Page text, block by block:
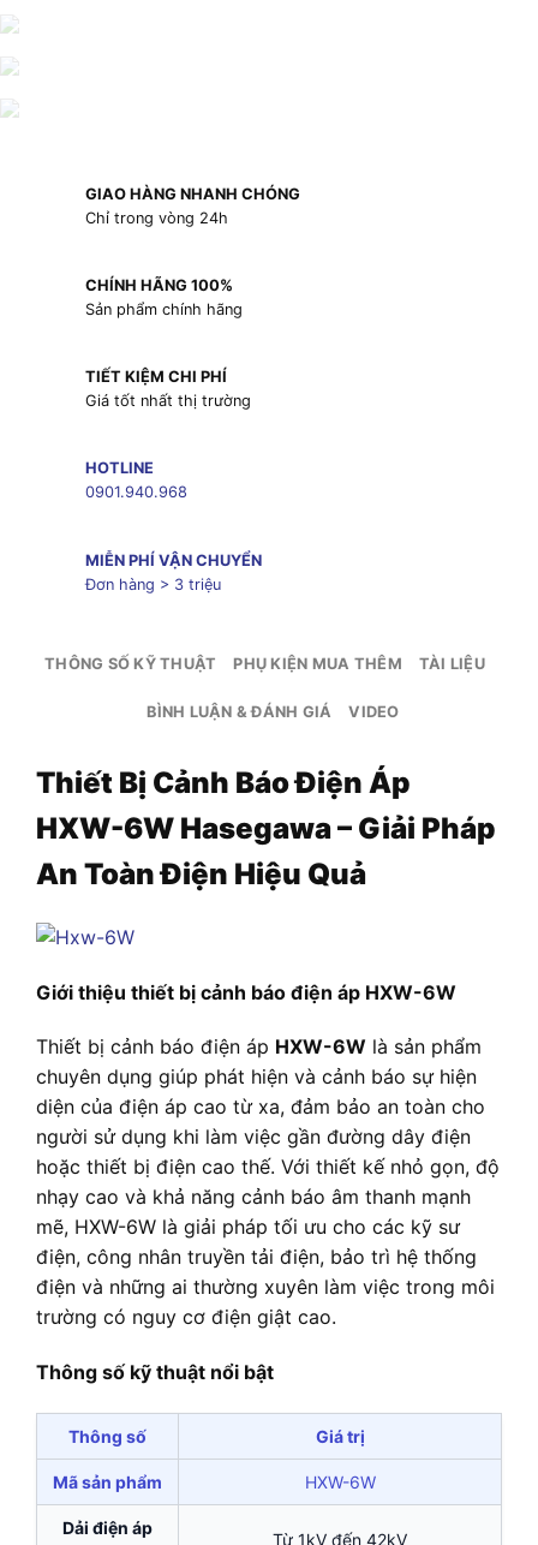
GIAO HÀNG NHANH CHÓNG
Chỉ trong vòng 24h
CHÍNH HÃNG 100%
Sản phẩm chính hãng
TIẾT KIỆM CHI PHÍ
Giá tốt nhất thị trường
HOTLINE
0901.940.968
MIỄN PHÍ VẬN CHUYỂN
Đơn hàng > 3 triệu
THÔNG SỐ KỸ THUẬT PHỤ KIỆN MUA THÊM TÀI LIỆU
BÌNH LUẬN & ĐÁNH GIÁ VIDEO
Thiết Bị Cảnh Báo Điện Áp
HXW-6W Hasegawa – Giải Pháp
An Toàn Điện Hiệu Quả
Giới thiệu thiết bị cảnh báo điện áp HXW-6W
Thiết bị cảnh báo điện áp HXW-6W là sản phẩm
chuyên dụng giúp phát hiện và cảnh báo sự hiện
diện của điện áp cao từ xa, đảm bảo an toàn cho
người sử dụng khi làm việc gần đường dây điện
hoặc thiết bị điện cao thế. Với thiết kế nhỏ gọn, độ
nhạy cao và khả năng cảnh báo âm thanh mạnh
mẽ, HXW-6W là giải pháp tối ưu cho các kỹ sư
điện, công nhân truyền tải điện, bảo trì hệ thống
điện và những ai thường xuyên làm việc trong môi
trường có nguy cơ điện giật cao.
Thông số kỹ thuật nổi bật
Thông số Giá trị
Mã sản phẩm HXW-6W
Dải điện áp
Từ 1kV đến 42kV